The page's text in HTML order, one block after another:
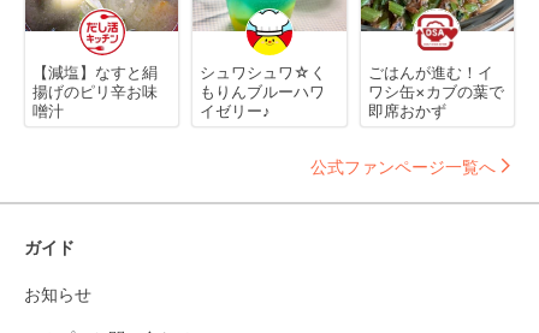
【減塩】なすと絹
揚げのピリ辛お味
噌汁
シュワシュワ☆く
もりんブルーハワ
イゼリー♪
ごはんが進む！イ
ワシ缶×カブの葉で
即席おかず
公式ファンページ一覧へ
ガイド
お知らせ